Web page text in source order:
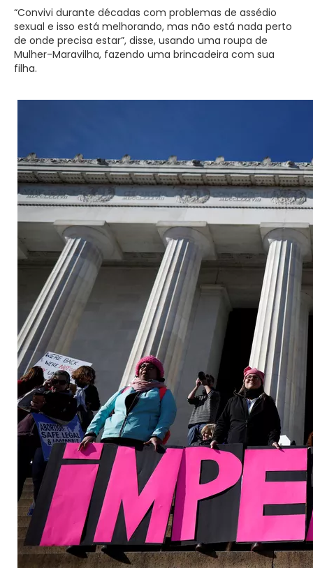
“Convivi durante décadas com problemas de assédio
sexual e isso está melhorando, mas não está nada perto
de onde precisa estar”, disse, usando uma roupa de
Mulher-Maravilha, fazendo uma brincadeira com sua
filha.